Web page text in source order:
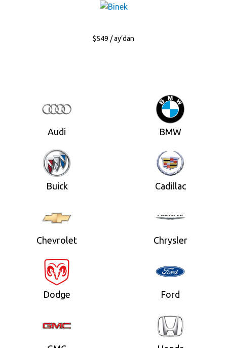
$549 / ay’dan
Audi BMW
Buick Cadillac
Chevrolet Chrysler
Dodge Ford